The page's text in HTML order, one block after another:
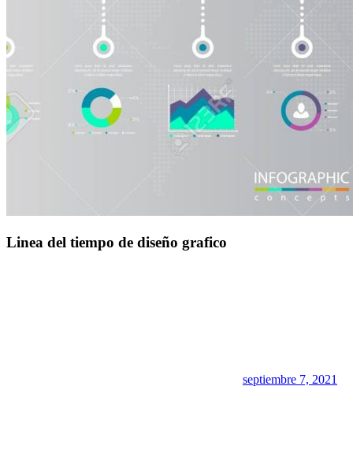
Linea del tiempo de diseño grafico
septiembre 7, 2021